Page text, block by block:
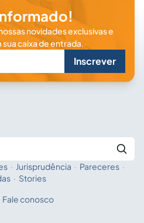
novidades exclusivas e
caixa de entrada.
Inscrever
com a IA
· Jurisprudência · Pareceres ·
· Stories
Fale conosco